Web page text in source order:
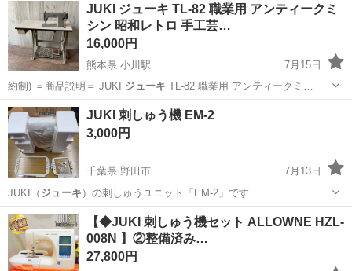
JUKI ジューキ TL-82 職業用 アンティークミ
シン 昭和レトロ 手工芸…
16,000円
熊本県 小川駅
7月15日
約制) ＝商品説明＝ JUKI ジューキ TL-82 職業用 アンティークミ…
熊本 宇城市 小川駅 その他
JUKI 刺しゅう機 EM-2
3,000円
千葉県 野田市
7月13日
JUKI（ ジューキ ）の刺しゅうユニット「EM-2」です…
千葉 野田市 その他 JUKI
【◆JUKI 刺しゅう機セット ALLOWNE HZL-
008N 】②整備済み…
27,800円